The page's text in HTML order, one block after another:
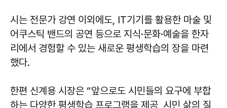
시는 전문가 강연 이외에도, IT기기를 활용한 마술 및
어쿠스틱 밴드의 공연 등으로 지식·문화·예술을 한자
리에서 경험할 수 있는 새로운 평생학습의 장을 마련
했다.
한편 신계용 시장은 “앞으로도 시민들의 요구에 부합
하는 다양한 평생학습 프로그램을 제공, 시민 삶의 질